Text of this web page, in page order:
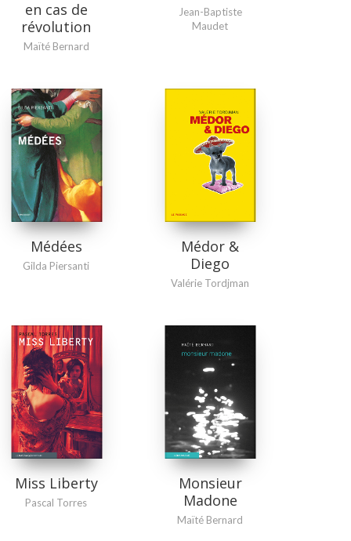
en cas de
révolution
Maïté Bernard
Jean-Baptiste
Maudet
Médées
Gilda Piersanti
Médor &
Diego
Valérie Tordjman
Miss Liberty
Pascal Torres
Monsieur
Madone
Maïté Bernard